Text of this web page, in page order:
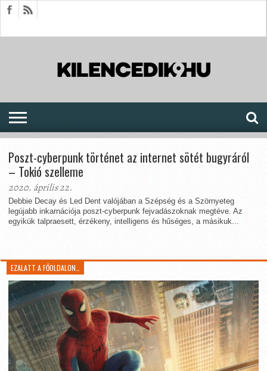
Poszt-cyberpunk történet az internet sötét bugyráról
– Tokió szelleme
2020. április 22.
Debbie Decay és Led Dent valójában a Szépség és a Szörnyeteg
legújabb inkarnációja poszt-cyberpunk fejvadászoknak megtéve. Az
egyikük talpraesett, érzékeny, intelligens és hűséges, a másikuk...
EZALATT A FŐOLDALON…